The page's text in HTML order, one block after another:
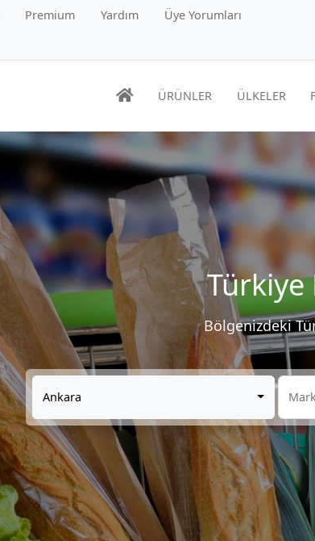
Premium Yardım
Üye Yorumları
ÜRÜNLER ÜLKELER
Bölgenizdeki
Ankara